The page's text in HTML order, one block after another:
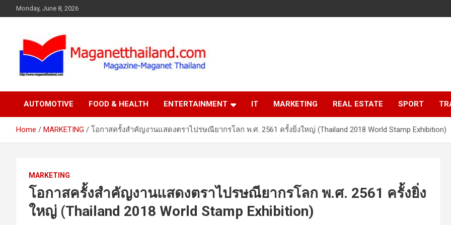
to
Monday, June 8, 2026
AUTOMOTIVE FOOD & HEALTH ENTERTAINMENT IT MARKETING REAL ESTATE SPORT
Home MARKETING โอกาสครั้งสำคัญงานแสดงตราไปรษณียากรโลก พ.ศ. 2561 ครั้งยิ่งใหญ่ (Thailand 2018 World Stamp Exhibition)
MARKETING
โอกาสครั้งสำคัญงานแสดงตราไปรษณียากรโลก พ.ศ. 2561 ครั้งยิ่ง
ใหญ่ (Thailand 2018 World Stamp Exhibition)